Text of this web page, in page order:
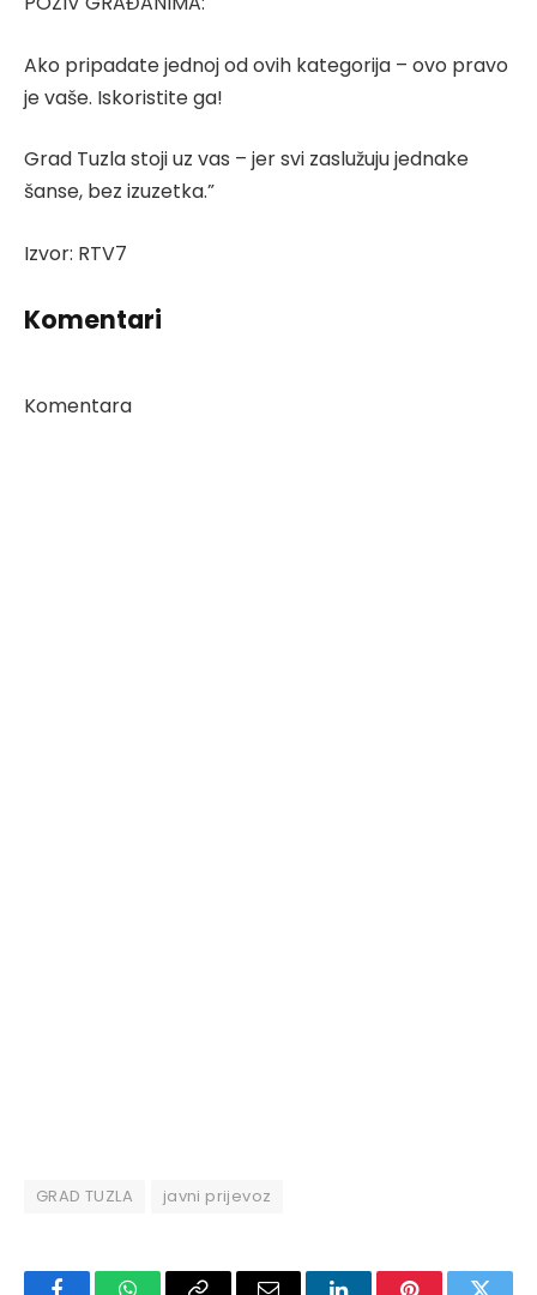
Ako pripadate jednoj od ovih kategorija – ovo pravo
je vaše. Iskoristite ga!
Grad Tuzla stoji uz vas – jer svi zaslužuju jednake
šanse, bez izuzetka.”
Izvor: RTV7
Komentari
Komentara
GRAD TUZLA javni prijevoz